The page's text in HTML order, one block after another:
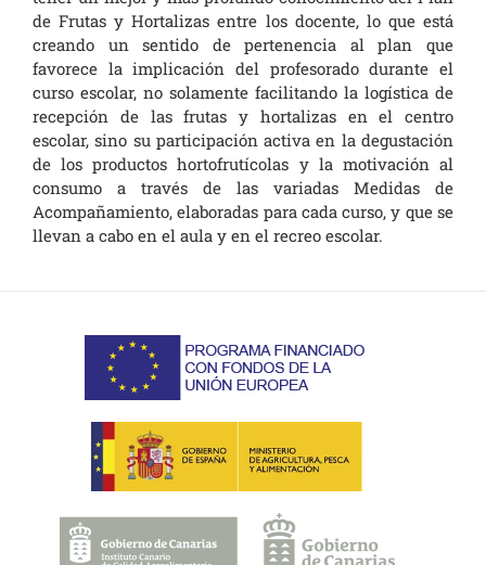
de Frutas y Hortalizas entre los docente, lo que está
creando un sentido de pertenencia al plan que
favorece la implicación del profesorado durante el
curso escolar, no solamente facilitando la logística de
recepción de las frutas y hortalizas en el centro
escolar, sino su participación activa en la degustación
de los productos hortofrutícolas y la motivación al
consumo a través de las variadas Medidas de
Acompañamiento, elaboradas para cada curso, y que se
llevan a cabo en el aula y en el recreo escolar.